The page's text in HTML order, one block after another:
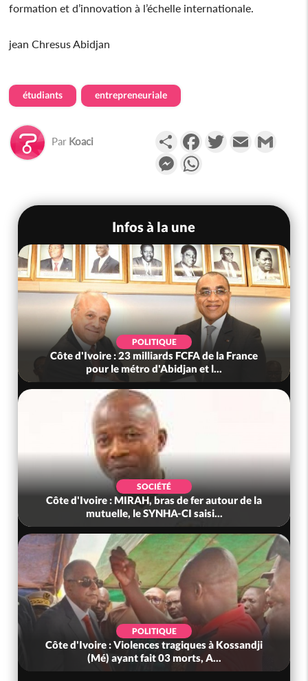
formation et d’innovation à l’échelle internationale.
jean Chresus Abidjan
étudiants entrepreneuriale
Par Koaci PartagerFacebookTwitterEmail
Messenger
Infos à la une
POLITIQUE
: 23 milliards FCFA de la France
le métro d'Abidjan et l...
SOCIÉTÉ
: MIRAH, bras de fer autour de la
le SYNHA-CI saisi...
: Violences tragiques à Kossandji
ayant fait 03 morts, A...
Côte d'Ivoire : «
nous »,
Côte d'Ivoire :
rejoint
Mali : Affaire de